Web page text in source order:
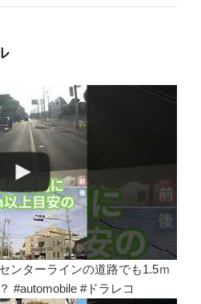
ンターラインの道路でも1.5ｍ
#automobile #ドラレコ